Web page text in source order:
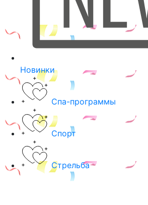
Новинки
Спа-программы
Спорт
Стрельба